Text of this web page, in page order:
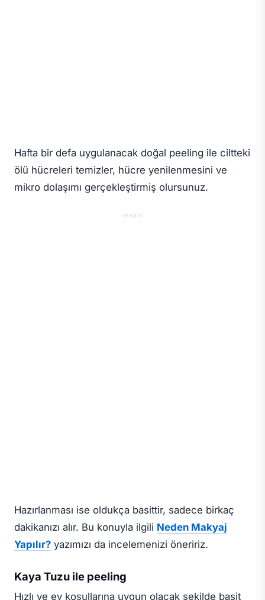
Hafta bir defa uygulanacak doğal peeling ile ciltteki
ölü hücreleri temizler, hücre yenilenmesini ve
mikro dolaşımı gerçekleştirmiş olursunuz.
reklam
Hazırlanması ise oldukça basittir, sadece birkaç
dakikanızı alır. Bu konuyla ilgili Neden Makyaj
Yapılır? yazımızı da incelemenizi öneririz.
Kaya Tuzu ile peeling
Hızlı ve ev koşullarına uygun olacak şekilde basit